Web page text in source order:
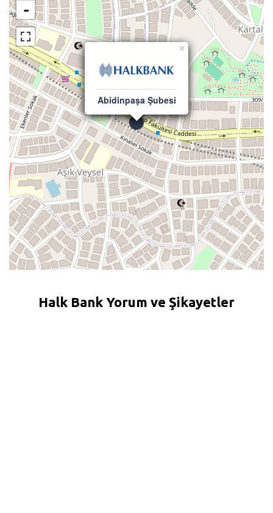
×
Abidinpaşa Şubesi
-
Halk Bank Yorum ve Şikayetler